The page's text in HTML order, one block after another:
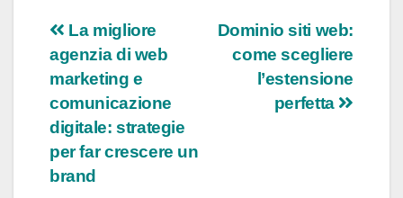
Navigazione
articoli
Dominio siti web:
come scegliere
l’estensione
perfetta
La migliore
agenzia di web
marketing e
comunicazione
digitale: strategie
per far crescere un
brand